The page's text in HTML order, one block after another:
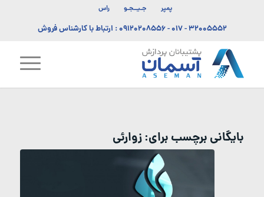
پمپر جـیــجـو راس
۳۲۰۰۵۵۵۲ - ۰۱۷ -۰۹۱۲۰۲۰۸۵۵۶: ارتباط با کارشناس فروش
بایگانی برچسب برای:زوارئی